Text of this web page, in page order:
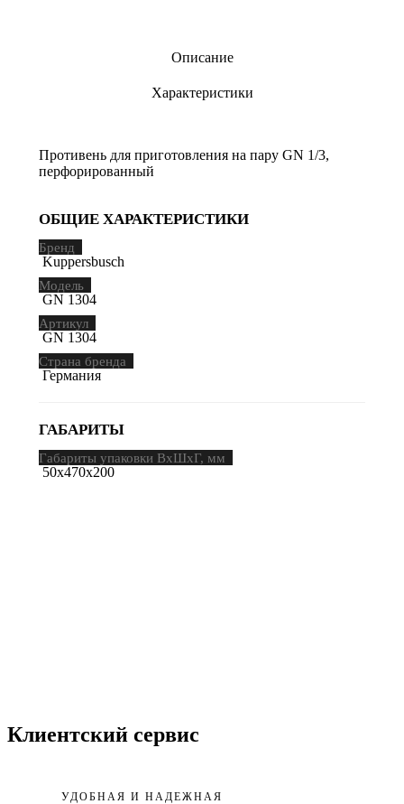
Описание
Характеристики
Противень для приготовления на пару GN 1/3,
перфорированный
ОБЩИЕ ХАРАКТЕРИСТИКИ
Бренд
Kuppersbusch
Модель
GN 1304
Артикул
GN 1304
Страна бренда
Германия
ГАБАРИТЫ
Габариты упаковки ВхШхГ, мм
50х470х200
Клиентский сервис
УДОБНАЯ И НАДЕЖНАЯ